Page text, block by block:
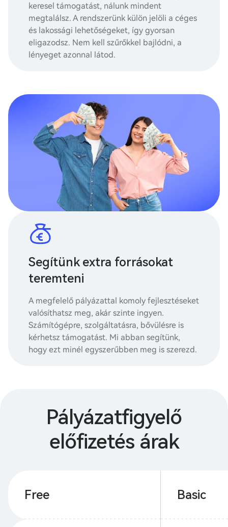
keresel támogatást, nálunk mindent
megtalálsz. A rendszerünk külön jelöli a céges
és lakossági lehetőségeket, így gyorsan
eligazodsz. Nem kell szűrőkkel bajlódni, a
lényeget azonnal látod.
Segítünk extra forrásokat
teremteni
A megfelelő pályázattal komoly fejlesztéseket
valósíthatsz meg, akár szinte ingyen.
Számítógépre, szolgáltatásra, bővülésre is
kérhetsz támogatást. Mi abban segítünk,
hogy ezt minél egyszerűbben meg is szerezd.
Pályázatfigyelő
előfizetés árak
Free Basic